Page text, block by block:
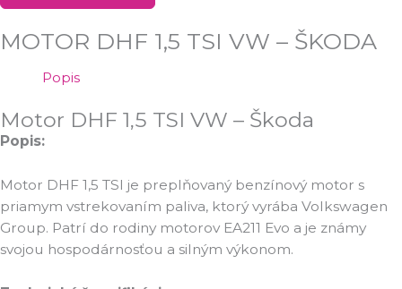
MOTOR DHF 1,5 TSI VW – ŠKODA
Popis
Motor DHF 1,5 TSI VW – Škoda
Popis:
Motor DHF 1,5 TSI je preplňovaný benzínový motor s
priamym vstrekovaním paliva, ktorý vyrába Volkswagen
Group. Patrí do rodiny motorov EA211 Evo a je známy
svojou hospodárnosťou a silným výkonom.